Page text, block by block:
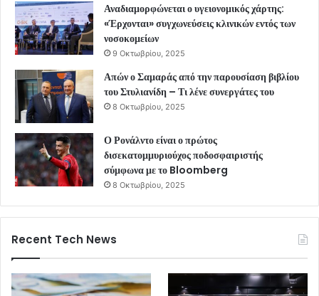
Αναδιαμορφώνεται ο υγειονομικός χάρτης:
«Έρχονται» συγχωνεύσεις κλινικών εντός των
νοσοκομείων
9 Οκτωβρίου, 2025
Απών ο Σαμαράς από την παρουσίαση βιβλίου
του Στυλιανίδη – Τι λένε συνεργάτες του
8 Οκτωβρίου, 2025
Ο Ρονάλντο είναι ο πρώτος
δισεκατομμυριούχος ποδοσφαιριστής
σύμφωνα με το Bloomberg
8 Οκτωβρίου, 2025
Recent Tech News